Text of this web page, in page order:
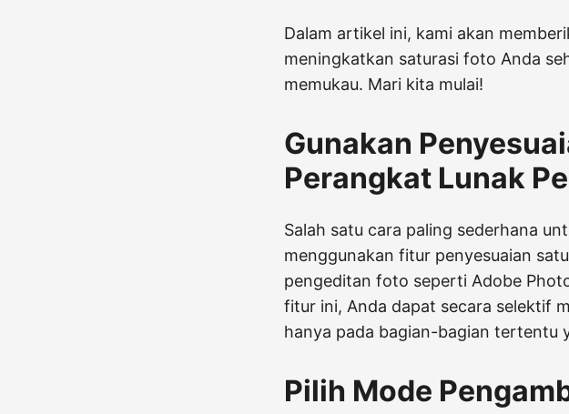
Dalam artikel ini, kami akan
meningkatkan saturasi foto Anda
memukau. Mari kita mulai!
Gunakan
Perangkat Lunak
Salah satu cara paling sederhana
menggunakan fitur penyesuaian
pengeditan foto seperti Adobe
fitur ini, Anda dapat secara selektif
hanya pada bagian-bagian tertentu
Pilih Mode